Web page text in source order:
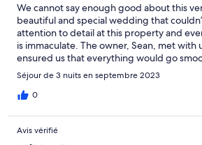
We cannot say enough good about this
beautiful and special wedding that
attention to detail at this property and
is immaculate. The owner, Sean, met with
ensured us that everything would go
us a backup plan if the weather went
manager Glen was extremely friendly and
just the right amount of accessibility while
utilize every part of this property. From
the balcony, to cocktail hour by the pool,
Séjour de 3 nuits en septembre 2023
0
Avis vérifié